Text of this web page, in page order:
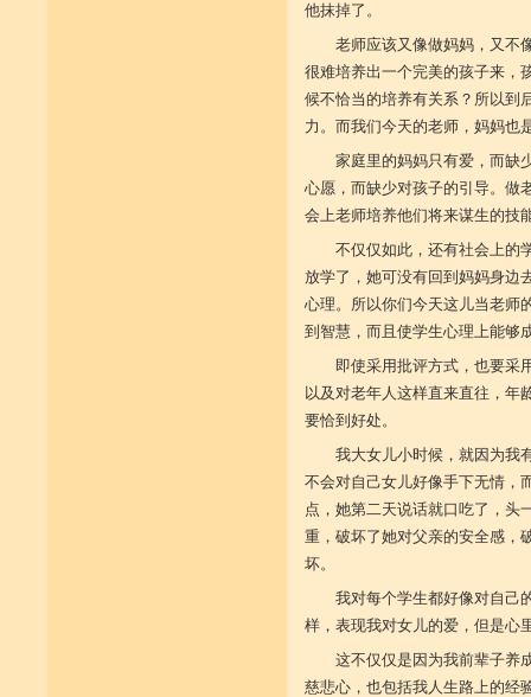
他抹掉了。
老师应该又像做妈妈，又不
很难培养出一个完美的孩子来，
候不恰当的培养有关系？所以到
力。而我们今天的老师，妈妈也
家庭里的妈妈只有爱，而缺
心愿，而缺少对孩子的引导。做
会上老师培养他们将来谋生的技
不仅仅如此，还有社会上的
放学了，她可没有回到妈妈身边
心理。所以你们今天这儿当老师
到智慧，而且使学生心理上能够
即使采用批评方式，也要采
以及对老年人这样直来直往，年
要恰到好处。
我大女儿小时候，就因为我
不会对自己女儿好像手下无情，
点，她第二天说话就口吃了，头
重，破坏了她对父亲的安全感，
坏。
我对每个学生都好像对自己
样，表现我对女儿的爱，但是心
这不仅仅是因为我前辈子养
慈悲心，也包括我人生路上的经